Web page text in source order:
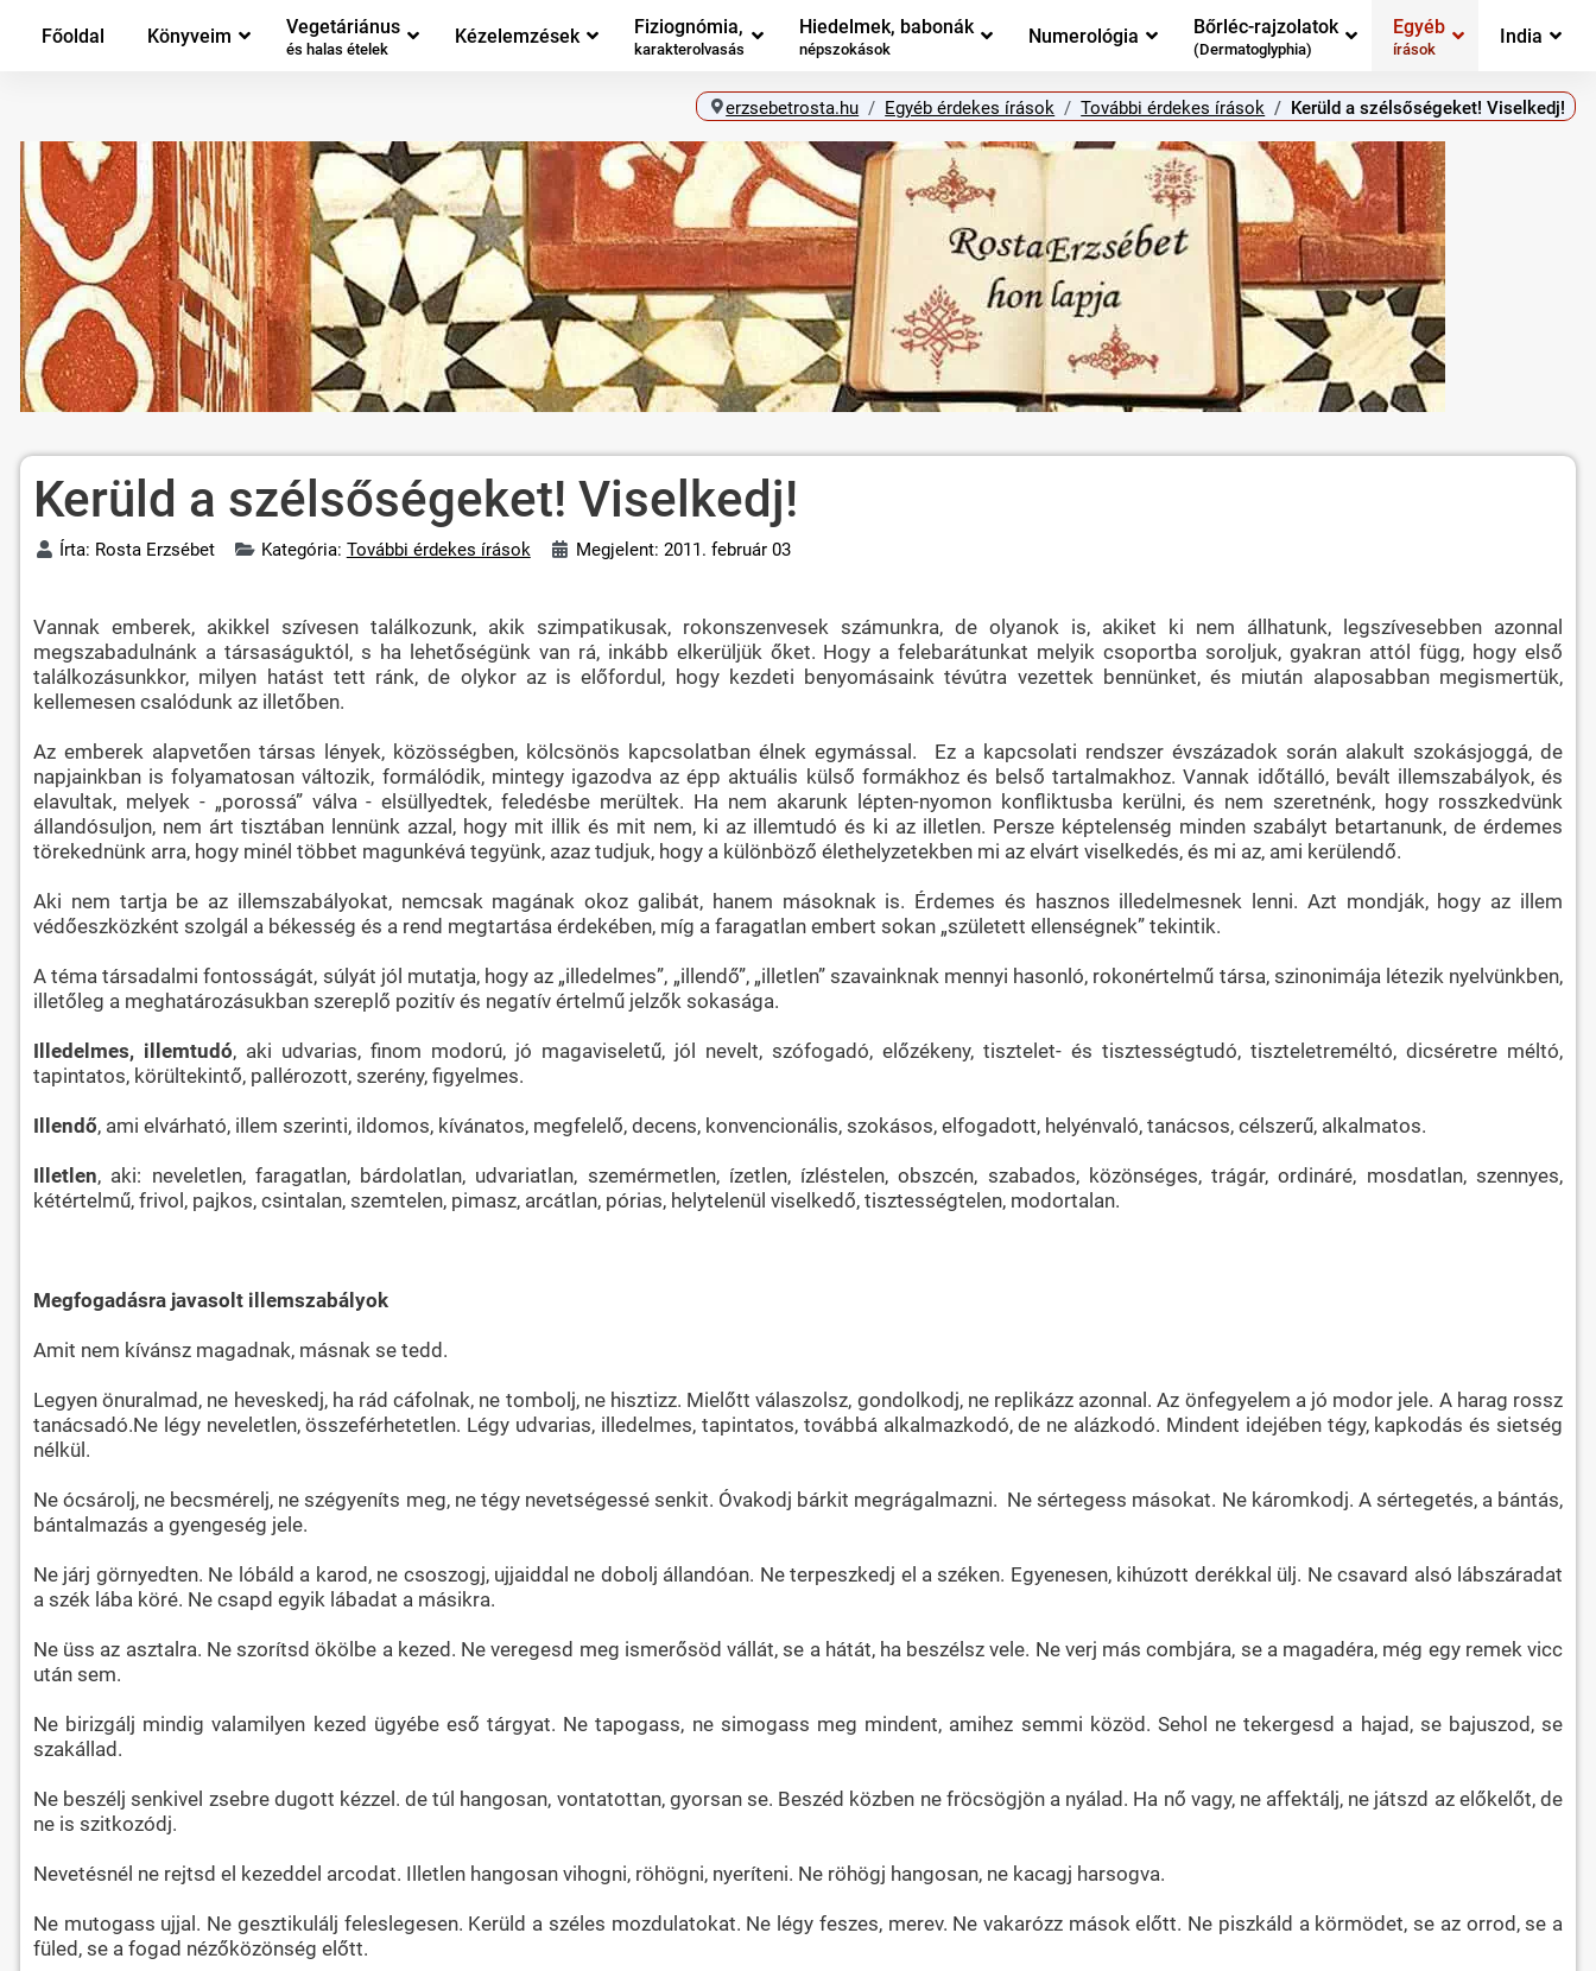
Főoldal Könyveim Vegetáriánus
és halas ételek
Kézelemzések Fiziognómia,
karakterolvasás
Hiedelmek, babonák
népszokások
Numerológia Bőrléc-rajzolatok
(Dermatoglyphia)
Egyéb
írások
India
erzsebetrosta.hu Egyéb érdekes írások További érdekes írások Kerüld a szélsőségeket! Viselkedj!
Kerüld a szélsőségeket! Viselkedj!
Írta: Rosta Erzsébet Kategória: További érdekes írások Megjelent: 2011. február 03
Vannak emberek, akikkel szívesen találkozunk, akik szimpatikusak, rokonszenvesek számunkra, de olyanok is, akiket ki nem állhatunk, legszívesebben azonnal
megszabadulnánk a társaságuktól, s ha lehetőségünk van rá, inkább elkerüljük őket. Hogy a felebarátunkat melyik csoportba soroljuk, gyakran attól függ, hogy első
találkozásunkkor, milyen hatást tett ránk, de olykor az is előfordul, hogy kezdeti benyomásaink tévútra vezettek bennünket, és miután alaposabban megismertük,
kellemesen csalódunk az illetőben.
Az emberek alapvetően társas lények, közösségben, kölcsönös kapcsolatban élnek egymással. Ez a kapcsolati rendszer évszázadok során alakult szokásjoggá, de
napjainkban is folyamatosan változik, formálódik, mintegy igazodva az épp aktuális külső formákhoz és belső tartalmakhoz. Vannak időtálló, bevált illemszabályok, és
elavultak, melyek - „porossá” válva - elsüllyedtek, feledésbe merültek. Ha nem akarunk lépten-nyomon konfliktusba kerülni, és nem szeretnénk, hogy rosszkedvünk
állandósuljon, nem árt tisztában lennünk azzal, hogy mit illik és mit nem, ki az illemtudó és ki az illetlen. Persze képtelenség minden szabályt betartanunk, de érdemes
törekednünk arra, hogy minél többet magunkévá tegyünk, azaz tudjuk, hogy a különböző élethelyzetekben mi az elvárt viselkedés, és mi az, ami kerülendő.
Aki nem tartja be az illemszabályokat, nemcsak magának okoz galibát, hanem másoknak is. Érdemes és hasznos illedelmesnek lenni. Azt mondják, hogy az illem
védőeszközként szolgál a békesség és a rend megtartása érdekében, míg a faragatlan embert sokan „született ellenségnek” tekintik.
A téma társadalmi fontosságát, súlyát jól mutatja, hogy az „illedelmes”, „illendő”, „illetlen” szavainknak mennyi hasonló, rokonértelmű társa, szinonimája létezik nyelvünkben,
illetőleg a meghatározásukban szereplő pozitív és negatív értelmű jelzők sokasága.
Illedelmes, illemtudó, aki udvarias, finom modorú, jó magaviseletű, jól nevelt, szófogadó, előzékeny, tisztelet- és tisztességtudó, tiszteletreméltó, dicséretre méltó,
tapintatos, körültekintő, pallérozott, szerény, figyelmes.
Illendő, ami elvárható, illem szerinti, ildomos, kívánatos, megfelelő, decens, konvencionális, szokásos, elfogadott, helyénvaló, tanácsos, célszerű, alkalmatos.
Illetlen, aki: neveletlen, faragatlan, bárdolatlan, udvariatlan, szemérmetlen, ízetlen, ízléstelen, obszcén, szabados, közönséges, trágár, ordináré, mosdatlan, szennyes,
kétértelmű, frivol, pajkos, csintalan, szemtelen, pimasz, arcátlan, pórias, helytelenül viselkedő, tisztességtelen, modortalan.
Megfogadásra javasolt illemszabályok
Amit nem kívánsz magadnak, másnak se tedd.
Legyen önuralmad, ne heveskedj, ha rád cáfolnak, ne tombolj, ne hisztizz. Mielőtt válaszolsz, gondolkodj, ne replikázz azonnal. Az önfegyelem a jó modor jele. A harag rossz
tanácsadó.Ne légy neveletlen, összeférhetetlen. Légy udvarias, illedelmes, tapintatos, továbbá alkalmazkodó, de ne alázkodó. Mindent idejében tégy, kapkodás és sietség
nélkül.
Ne ócsárolj, ne becsmérelj, ne szégyeníts meg, ne tégy nevetségessé senkit. Óvakodj bárkit megrágalmazni. Ne sértegess másokat. Ne káromkodj. A sértegetés, a bántás,
bántalmazás a gyengeség jele.
Ne járj görnyedten. Ne lóbáld a karod, ne csoszogj, ujjaiddal ne dobolj állandóan. Ne terpeszkedj el a széken. Egyenesen, kihúzott derékkal ülj. Ne csavard alsó lábszáradat
a szék lába köré. Ne csapd egyik lábadat a másikra.
Ne üss az asztalra. Ne szorítsd ökölbe a kezed. Ne veregesd meg ismerősöd vállát, se a hátát, ha beszélsz vele. Ne verj más combjára, se a magadéra, még egy remek vicc
után sem.
Ne birizgálj mindig valamilyen kezed ügyébe eső tárgyat. Ne tapogass, ne simogass meg mindent, amihez semmi közöd. Sehol ne tekergesd a hajad, se bajuszod, se
szakállad.
Ne beszélj senkivel zsebre dugott kézzel. de túl hangosan, vontatottan, gyorsan se. Beszéd közben ne fröcsögjön a nyálad. Ha nő vagy, ne affektálj, ne játszd az előkelőt, de
ne is szitkozódj.
Nevetésnél ne rejtsd el kezeddel arcodat. Illetlen hangosan vihogni, röhögni, nyeríteni. Ne röhögj hangosan, ne kacagj harsogva.
Ne mutogass ujjal. Ne gesztikulálj feleslegesen. Kerüld a széles mozdulatokat. Ne légy feszes, merev. Ne vakarózz mások előtt. Ne piszkáld a körmödet, se az orrod, se a
füled, se a fogad nézőközönség előtt.